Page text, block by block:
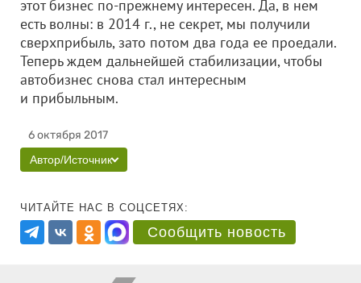
этот бизнес по-прежнему интересен. Да, в нем
есть волны: в 2014 г., не секрет, мы получили
сверхприбыль, зато потом два года ее проедали.
Теперь ждем дальнейшей стабилизации, чтобы
автобизнес снова стал интересным
и прибыльным.
6 октября 2017
Автор/Источник
ЧИТАЙТЕ НАС В СОЦСЕТЯХ:
Сообщить новость